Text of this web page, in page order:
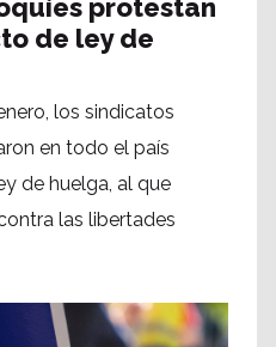
protestan
de ley de
los sindicatos
en todo el país
de huelga, al que
las libertades